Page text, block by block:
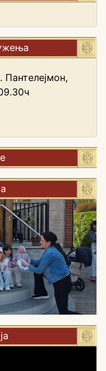
Пантелејмон,